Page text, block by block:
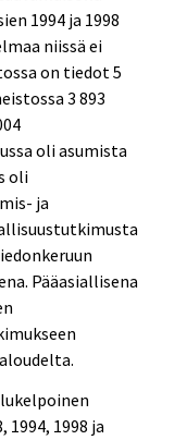
1994 ja 1998
niissä ei
on tiedot 5
3 893
oli asumista
oli
ja
Pääasiallisena
1998 ja